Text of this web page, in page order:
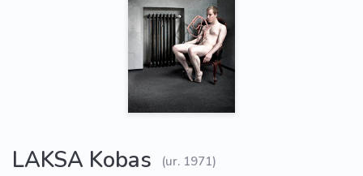
LAKSA Kobas (ur. 1971)